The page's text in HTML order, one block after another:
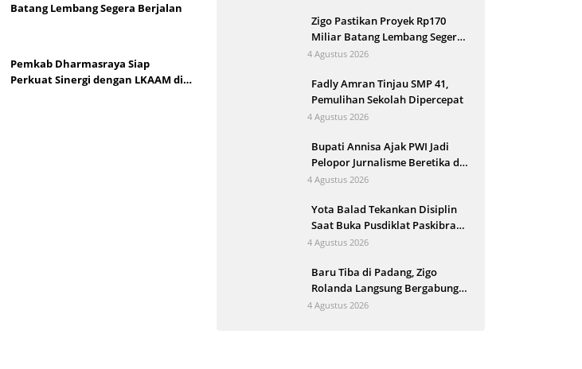
Batang Lembang Segera Berjalan
Pemkab Dharmasraya Siap
Perkuat Sinergi dengan LKAAM di
Zigo Pastikan Proyek Rp170
Miliar Batang Lembang Segera
Berjalan
4 Agustus 2026
Fadly Amran Tinjau SMP 41,
Pemulihan Sekolah Dipercepat
4 Agustus 2026
Bupati Annisa Ajak PWI Jadi
Pelopor Jurnalisme Beretika di
Tengah Perkembangan AI
4 Agustus 2026
Yota Balad Tekankan Disiplin
Saat Buka Pusdiklat Paskibraka
Pariaman
4 Agustus 2026
Baru Tiba di Padang, Zigo
Rolanda Langsung Bergabung
Evakuasi Korban Banjir
4 Agustus 2026